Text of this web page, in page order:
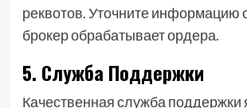
реквотов. Уточните информацию
брокер обрабатывает ордера.
5. Служба Поддержки
Качественная служба поддержки